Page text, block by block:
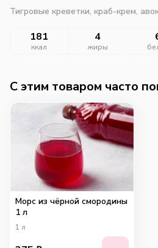
Тигровые креветки, краб-крем,
181
ккал
4
жиры
C этим товаром часто
Морс из чёрной смородины
1 л
1 л